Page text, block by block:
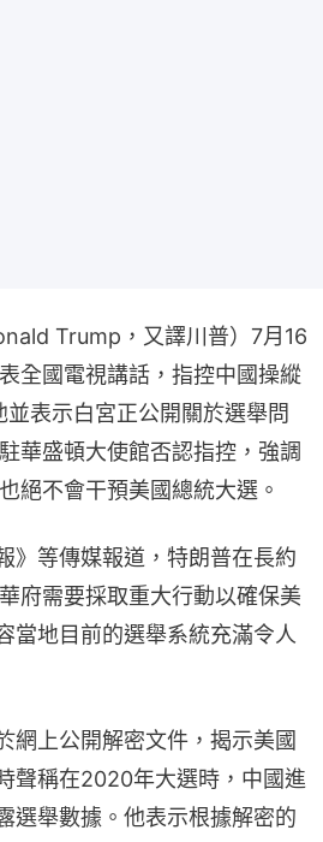
Trump，又譯川普）7月16
全國電視講話，指控中國操縱
表示白宮正公開關於選舉問
華盛頓大使館否認指控，強調
絕不會干預美國總統大選。
》等傳媒報道，特朗普在長約
府需要採取重大行動以確保美
當地目前的選舉系統充滿令人
網上公開解密文件，揭示美國
聲稱在2020年大選時，中國進
選舉數據。他表示根據解密的